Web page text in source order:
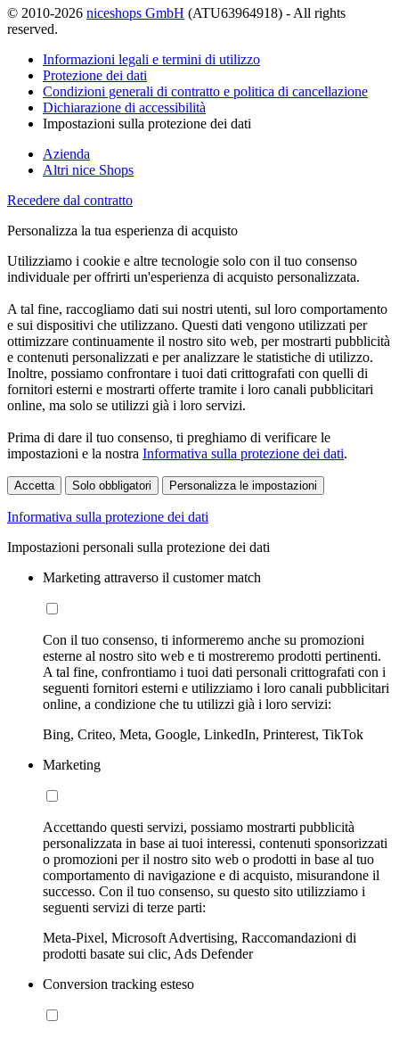
© 2010-2026 niceshops GmbH (ATU63964918) - All rights
reserved.
Informazioni legali e termini di utilizzo
Protezione dei dati
Condizioni generali di contratto e politica di cancellazione
Dichiarazione di accessibilità
Impostazioni sulla protezione dei dati
Azienda
Altri nice Shops
Recedere dal contratto
Personalizza la tua esperienza di acquisto
Utilizziamo i cookie e altre tecnologie solo con il tuo consenso
individuale per offrirti un'esperienza di acquisto personalizzata.
A tal fine, raccogliamo dati sui nostri utenti, sul loro comportamento
e sui dispositivi che utilizzano. Questi dati vengono utilizzati per
ottimizzare continuamente il nostro sito web, per mostrarti pubblicità
e contenuti personalizzati e per analizzare le statistiche di utilizzo.
Inoltre, possiamo confrontare i tuoi dati crittografati con quelli di
fornitori esterni e mostrarti offerte tramite i loro canali pubblicitari
online, ma solo se utilizzi già i loro servizi.
Prima di dare il tuo consenso, ti preghiamo di verificare le
impostazioni e la nostra Informativa sulla protezione dei dati.
Accetta Solo obbligatori Personalizza le impostazioni
Informativa sulla protezione dei dati
Impostazioni personali sulla protezione dei dati
Marketing attraverso il customer match
Con il tuo consenso, ti informeremo anche su promozioni
esterne al nostro sito web e ti mostreremo prodotti pertinenti.
A tal fine, confrontiamo i tuoi dati personali crittografati con i
seguenti fornitori esterni e utilizziamo i loro canali pubblicitari
online, a condizione che tu utilizzi già i loro servizi:
Bing, Criteo, Meta, Google, LinkedIn, Printerest, TikTok
Marketing
Accettando questi servizi, possiamo mostrarti pubblicità
personalizzata in base ai tuoi interessi, contenuti sponsorizzati
o promozioni per il nostro sito web o prodotti in base al tuo
comportamento di navigazione e di acquisto, misurandone il
successo. Con il tuo consenso, su questo sito utilizziamo i
seguenti servizi di terze parti:
Meta-Pixel, Microsoft Advertising, Raccomandazioni di
prodotti basate sui clic, Ads Defender
Conversion tracking esteso